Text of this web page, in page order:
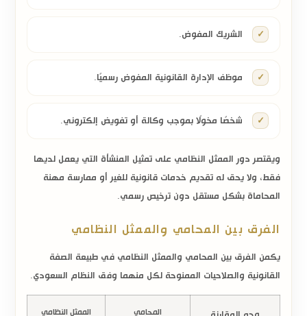
الشريك المفوض.
موظف الإدارة القانونية المفوض رسميًا.
شخصًا مخولًا بموجب وكالة أو تفويض إلكتروني.
ويقتصر دور الممثل النظامي على تمثيل المنشأة التي يعمل لديها
فقط، ولا يحق له تقديم خدمات قانونية للغير أو ممارسة مهنة
المحاماة بشكل مستقل دون ترخيص رسمي.
الفرق بين المحامي والممثل النظامي
يكمن الفرق بين المحامي والممثل النظامي في طبيعة الصفة
القانونية والصلاحيات الممنوحة لكل منهما وفق النظام السعودي.
المحامي الممثل النظامي